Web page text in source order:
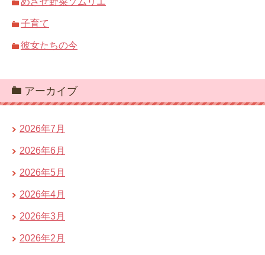
子育て
彼女たちの今
アーカイブ
2026年7月
2026年6月
2026年5月
2026年4月
2026年3月
2026年2月